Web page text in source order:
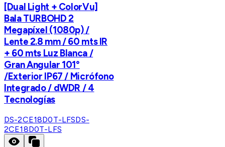
[Dual Light + ColorVu]
Bala TURBOHD 2
Megapíxel (1080p) /
Lente 2.8 mm / 60 mts IR
+ 60 mts Luz Blanca /
Gran Angular 101°
/Exterior IP67 / Micrófono
Integrado / dWDR / 4
Tecnologías
DS-2CE18D0T-LFSDS-
2CE18D0T-LFS